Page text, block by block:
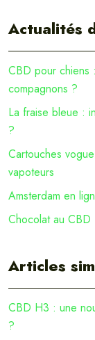
Actualités
CBD pour chiens
compagnons ?
La fraise bleue :
?
Cartouches
vapoteurs
Amsterdam en
Chocolat au CBD
Articles
CBD H3 : une
?